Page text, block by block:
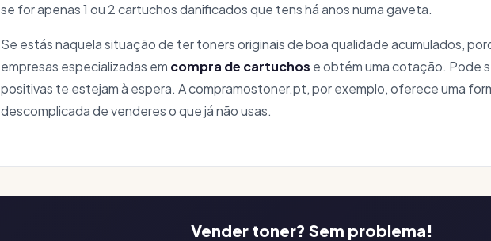
se for apenas 1 ou 2 cartuchos danificados que tens há anos numa gaveta.
Se estás naquela situação de ter toners originais de boa qualidade acumulados,
empresas especializadas em compra de cartuchos e obtém uma cotação. Pode
positivas te estejam à espera. A compramostoner.pt, por exemplo, oferece uma
descomplicada de venderes o que já não usas.
Vender toner? Sem problema!